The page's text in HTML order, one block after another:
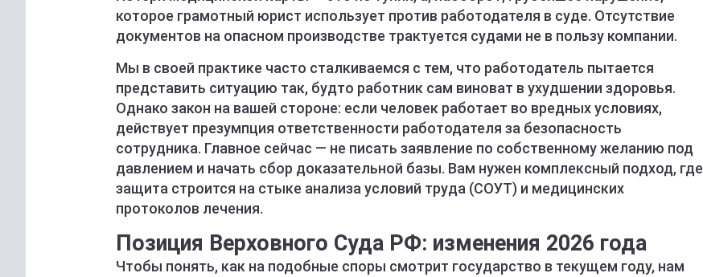
которое грамотный юрист использует против работодателя в суде. Отсутствие
документов на опасном производстве трактуется судами не в пользу компании.
Мы в своей практике часто сталкиваемся с тем, что работодатель пытается
представить ситуацию так, будто работник сам виноват в ухудшении здоровья.
Однако закон на вашей стороне: если человек работает во вредных условиях,
действует презумпция ответственности работодателя за безопасность
сотрудника. Главное сейчас — не писать заявление по собственному желанию под
давлением и начать сбор доказательной базы. Вам нужен комплексный подход, где
защита строится на стыке анализа условий труда (СОУТ) и медицинских
протоколов лечения.
Позиция Верховного Суда РФ: изменения 2026 года
Чтобы понять, как на подобные споры смотрит государство в текущем году, нам